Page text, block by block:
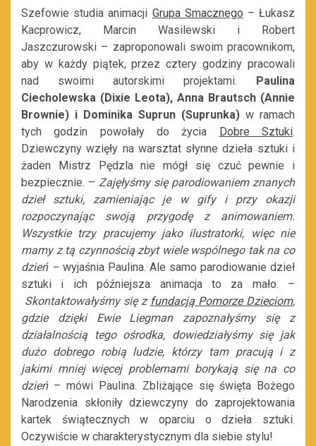
Szefowie studia animacji Grupa Smacznego – Łukasz
Kacprowicz, Marcin Wasilewski i Robert
Jaszczurowski – zaproponowali swoim pracownikom,
aby w każdy piątek, przez cztery godziny pracowali
nad swoimi autorskimi projektami.
Paulina
Ciecholewska (Dixie Leota), Anna Brautsch (Annie
Brownie) i Dominika Suprun (Suprunka) w ramach
tych godzin powołały do życia
Dobre Sztuki.
Dziewczyny wzięły na warsztat słynne dzieła sztuki i
żaden Mistrz Pędzla nie mógł się czuć pewnie i
bezpiecznie. – Zajęłyśmy się parodiowaniem znanych
dzieł sztuki, zamieniając je w gify i przy okazji
rozpoczynając swoją przygodę z animowaniem.
Wszystkie trzy pracujemy jako ilustratorki, więc nie
mamy z tą czynnością zbyt wiele wspólnego tak na co
dzień – wyjaśnia Paulina. Ale samo parodiowanie dzieł
sztuki i ich późniejsza animacja to za mało. –
Skontaktowałyśmy się z fundacją Pomorze Dzieciom,
gdzie dzięki Ewie Liegman zapoznałyśmy się z
działalnością tego ośrodka, dowiedziałyśmy się jak
dużo dobrego robią ludzie, którzy tam pracują i z
jakimi mniej więcej problemami borykają się na co
dzień– mówi Paulina. Zbliżające się święta Bożego
Narodzenia skłoniły dziewczyny do zaprojektowania
kartek świątecznych w oparciu o dzieła sztuki.
Oczywiście w charakterystycznym dla siebie stylu!